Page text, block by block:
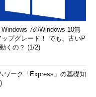
Windows 7のWindows 10無
ップグレード！ でも、古いP
くの？ (1/2)
ワーク「Express」の基礎知